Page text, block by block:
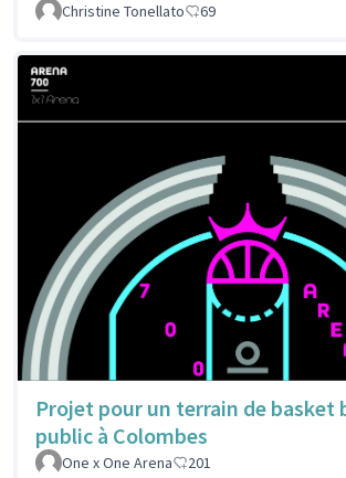
Christine Tonellato 69
Projet pour un terrain de basket
public à Colombes
One x One Arena 201